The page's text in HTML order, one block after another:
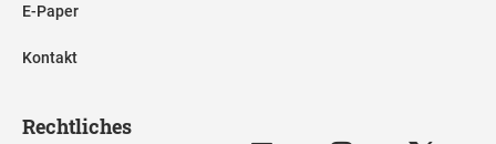
E-Paper
Kontakt
Rechtliches